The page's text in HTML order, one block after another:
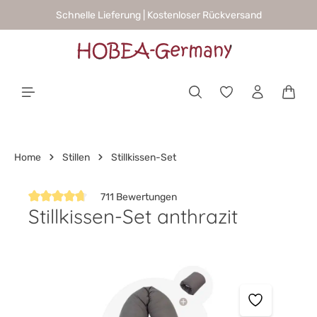
springenSchnelle Lieferung | Kostenloser Rückversand
Home Stillen Stillkissen-Set
Durchschnittliche Bewertung von 4.8 von 5 Sternen
711 Bewertungen
Stillkissen-Set anthrazit